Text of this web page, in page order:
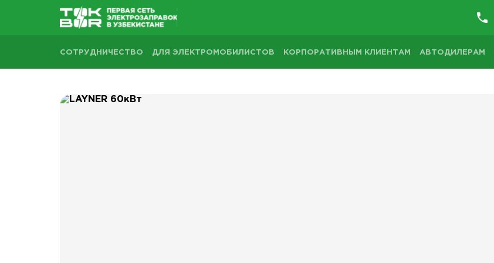
СОТРУДНИЧЕСТВО ДЛЯ ЭЛЕКТРОМОБИЛИСТОВ КОРПОРАТИВНЫМ КЛИЕНТАМ АВТОДИЛЕРАМ